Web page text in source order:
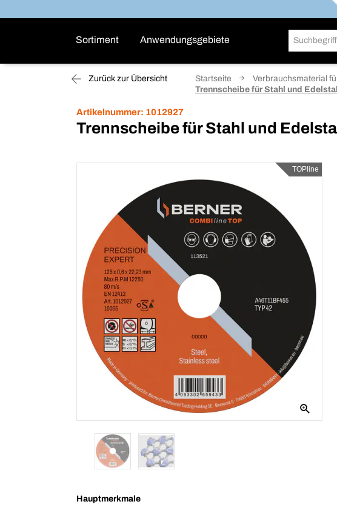
Sortiment Anwendungsgebiete
Zurück zur Übersicht Startseite Verbrauchsmaterial
Trennscheibe für Stahl und
Artikelnummer: 1012927
Trennscheibe für Stahl und
TOPline
Hauptmerkmale